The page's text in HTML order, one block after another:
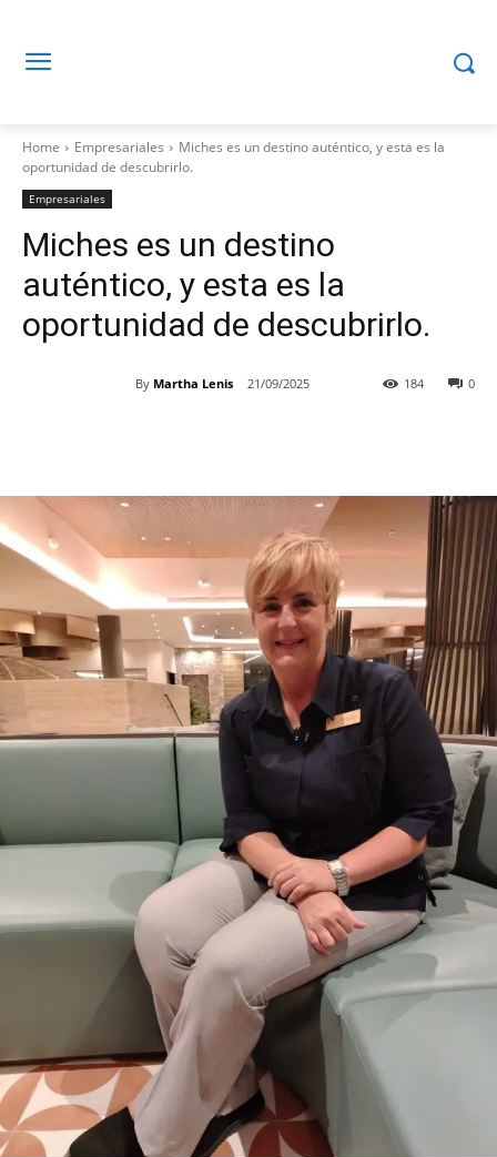
Home Empresariales
Miches es un destino auténtico, y esta es la
oportunidad de descubrirlo.
Empresariales
Miches es un destino
auténtico, y esta es la
oportunidad de descubrirlo.
By Martha Lenis 21/09/2025 0
184